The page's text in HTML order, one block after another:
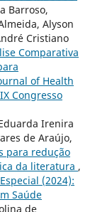
Barroso,
Alyson
Cristiano
Comparativa
of Health
Congresso
Irenira
de Araújo,
para redução
da literatura ,
(2024):
Saúde
de